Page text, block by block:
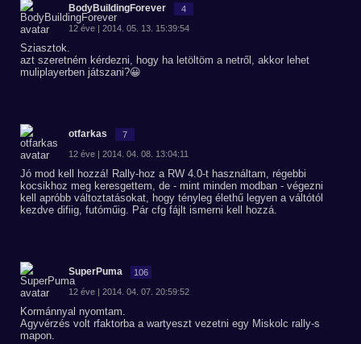
BodyBuildingForever 4
12 éve | 2014. 05. 13. 15:39:54
Sziasztok.
azt szeretném kérdezni, hogy ha letöltöm a netről, akkor lehet
muliplayerben játszani?😀
otfarkas 7
12 éve | 2014. 04. 08. 13:04:11
Jó mod kell hozzá! Rally-hoz a RW 4.0-t használtam, régebbi
kocsikhoz meg keresgettem, de - mint minden modban - végezni
kell apróbb változtatásokat, hogy tényleg élethű legyen a váltótól
kezdve difiig, futóműig. Pár cfg fájlt ismerni kell hozzá.
SuperPuma 106
12 éve | 2014. 04. 07. 20:59:52
Kormánnyal nyomtam.
Agyvérzés volt rfaktorba a wartyeszt vezetni egy Miskolc rally-s
mapon.